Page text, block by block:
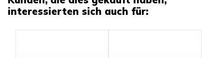
interessierten sich auch für: